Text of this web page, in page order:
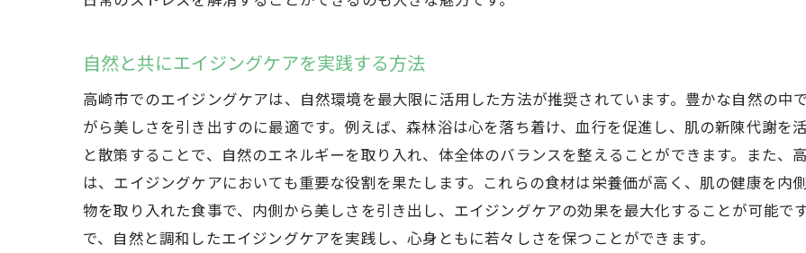
自然と共にエイジングケアを実践する方法
高崎市でのエイジングケアは、自然環境を最大限に活用した方法が推奨されています。豊かな自然の中
がら美しさを引き出すのに最適です。例えば、森林浴は心を落ち着け、血行を促進し、肌の新陳代謝を
と散策することで、自然のエネルギーを取り入れ、体全体のバランスを整えることができます。また、
は、エイジングケアにおいても重要な役割を果たします。これらの食材は栄養価が高く、肌の健康を内
物を取り入れた食事で、内側から美しさを引き出し、エイジングケアの効果を最大化することが可能で
で、自然と調和したエイジングケアを実践し、心身ともに若々しさを保つことができます。